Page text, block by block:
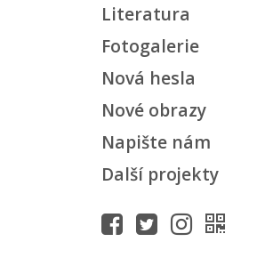
Literatura
Fotogalerie
Nová hesla
Nové obrazy
Napište nám
Další projekty